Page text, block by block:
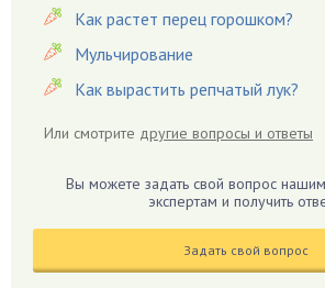
Гацания
Гвоздики
Георгины
Гиацинт
Гладиолусы
Как растет перец горошком?
Мульчирование
Как вырастить репчатый лук?
Или смотрите другие вопросы и ответы
Вы можете задать свой вопрос
экспертам и получить
Задать свой вопрос